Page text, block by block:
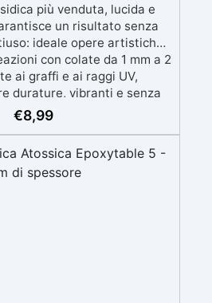
più venduta, lucida e
un risultato senza
ideale opere artistiche,
con colate da 1 mm a 2
ai graffi e ai raggi UV,
durature, vibranti e senza
tempo Bassa viscosità e
per risultati impeccabili,
post catalisi per contatto
BPA free e VoC Free
€8,99